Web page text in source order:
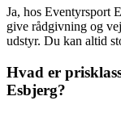
Ja, hos Eventyrsport
give rådgivning og
udstyr. Du kan altid
Hvad er
Esbjerg?